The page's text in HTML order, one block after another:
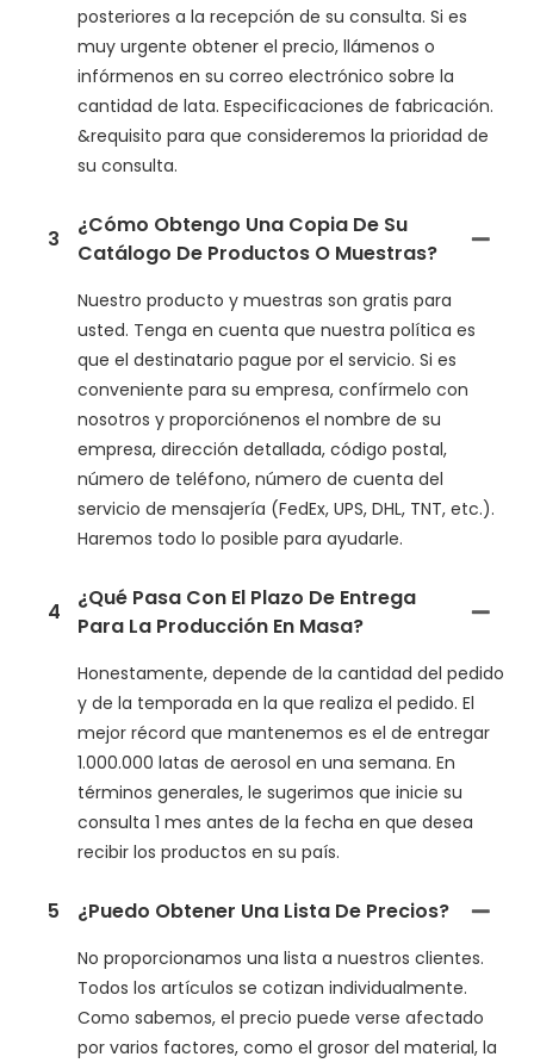
posteriores a la recepción de su consulta. Si es
muy urgente obtener el precio, llámenos o
infórmenos en su correo electrónico sobre la
cantidad de lata. Especificaciones de fabricación.
&requisito para que consideremos la prioridad de
su consulta.
3
¿Cómo Obtengo Una Copia De Su
Catálogo De Productos O Muestras?
Nuestro producto y muestras son gratis para
usted. Tenga en cuenta que nuestra política es
que el destinatario pague por el servicio. Si es
conveniente para su empresa, confírmelo con
nosotros y proporciónenos el nombre de su
empresa, dirección detallada, código postal,
número de teléfono, número de cuenta del
servicio de mensajería (FedEx, UPS, DHL, TNT, etc.).
Haremos todo lo posible para ayudarle.
4
¿Qué Pasa Con El Plazo De Entrega
Para La Producción En Masa?
Honestamente, depende de la cantidad del pedido
y de la temporada en la que realiza el pedido. El
mejor récord que mantenemos es el de entregar
1.000.000 latas de aerosol en una semana. En
términos generales, le sugerimos que inicie su
consulta 1 mes antes de la fecha en que desea
recibir los productos en su país.
5 ¿Puedo Obtener Una Lista De Precios?
No proporcionamos una lista a nuestros clientes.
Todos los artículos se cotizan individualmente.
Como sabemos, el precio puede verse afectado
por varios factores, como el grosor del material, la